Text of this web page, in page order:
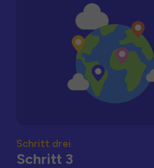
Schritt drei
Schritt 3